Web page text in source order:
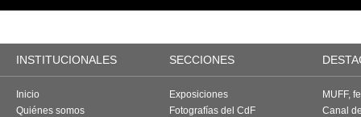
INSTITUCIONALES SECCIONES
Inicio
Quiénes somos
Exposiciones
Fotografías del CdF
MUFF,
Canal